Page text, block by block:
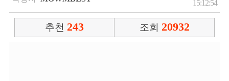
15:12:54
추천 243 조회 20932